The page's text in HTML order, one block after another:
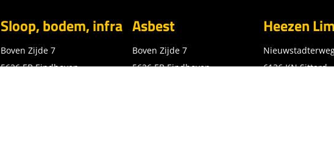
Sloop, bodem, infra
Boven Zijde 7
5626 EB Eindhoven
Asbest
Boven Zijde 7
5626 EB Eindhoven
Heezen
6136 KN Sittard